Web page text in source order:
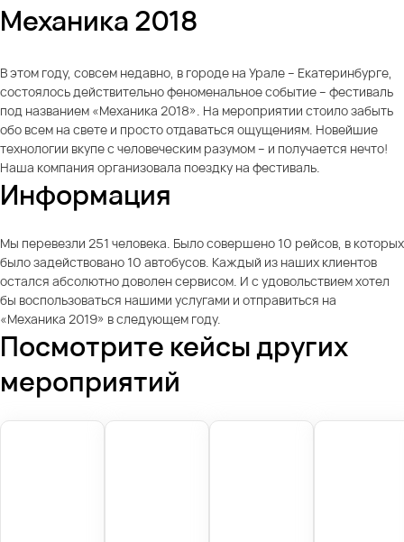
Механика 2018
В этом году, совсем недавно, в городе на Урале – Екатеринбурге,
состоялось действительно феноменальное событие – фестиваль
под названием «Механика 2018». На мероприятии стоило забыть
обо всем на свете и просто отдаваться ощущениям. Новейшие
технологии вкупе с человеческим разумом – и получается нечто!
Наша компания организовала поездку на фестиваль.
Информация
Мы перевезли 251 человека. Было совершено 10 рейсов, в которых
было задействовано 10 автобусов. Каждый из наших клиентов
остался абсолютно доволен сервисом. И с удовольствием хотел
бы воспользоваться нашими услугами и отправиться на
«Механика 2019» в следующем году.
Посмотрите кейсы других
мероприятий